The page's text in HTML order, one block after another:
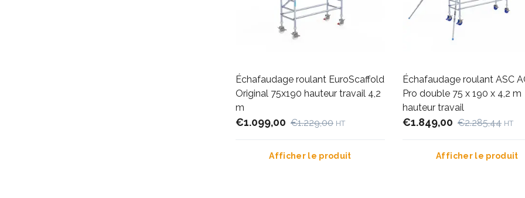
Échafaudage roulant EuroScaffold
Original 75x190 hauteur travail 4,2
m
€1.099,00 €1.229,00 HT
Afficher le produit
Échafaudage roulant ASC
Pro double 75 x 190 x 4,2 m
hauteur travail
€1.849,00 €2.285,44 HT
Afficher le produit